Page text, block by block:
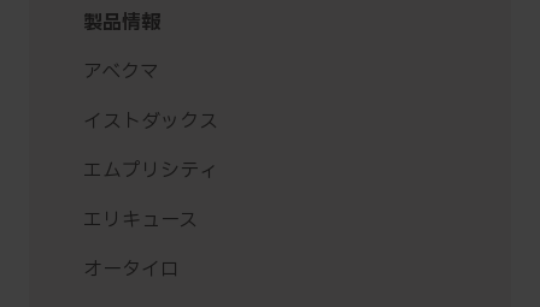
製品情報
アベクマ
イストダックス
エムプリシティ
エリキュース
オータイロ